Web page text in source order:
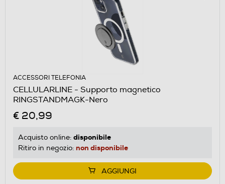
ACCESSORI TELEFONIA
CELLULARLINE - Supporto magnetico
RINGSTANDMAGK-Nero
€ 20,99
Acquisto online: disponibile
Ritiro in negozio: non disponibile
AGGIUNGI